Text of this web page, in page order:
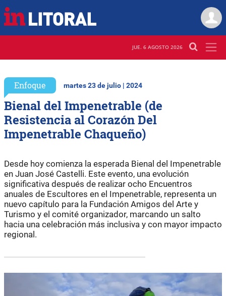
JUE. 6 AGOSTO 2026
Enfoque martes 23 de julio | 2024
Bienal del Impenetrable (de
Resistencia al Corazón Del
Impenetrable Chaqueño)
Desde hoy comienza la esperada Bienal del Impenetrable
en Juan José Castelli. Este evento, una evolución
significativa después de realizar ocho Encuentros
anuales de Escultores en el Impenetrable, representa un
nuevo capítulo para la Fundación Amigos del Arte y
Turismo y el comité organizador, marcando un salto
hacia una celebración más inclusiva y con mayor impacto
regional.